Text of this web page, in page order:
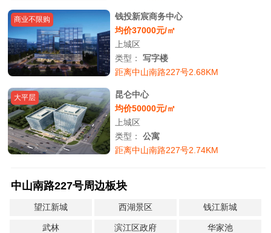
商业不限购
钱投新宸商务中心
均价37000元/㎡
上城区
类型：写字楼
距离中山南路227号2.68KM
大平层
昆仑中心
均价50000元/㎡
上城区
类型：公寓
距离中山南路227号2.74KM
中山南路227号周边板块
望江新城 西湖景区 钱江新城
武林 滨江区政府 华家池